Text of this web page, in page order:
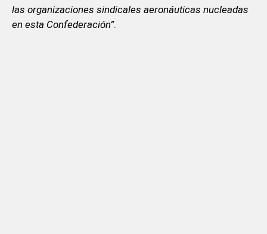
las organizaciones sindicales aeronáuticas nucleadas
en esta Confederación”.